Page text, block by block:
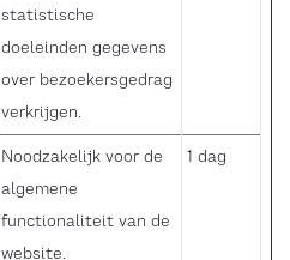
statistische
doeleinden gegevens
over bezoekersgedrag
verkrijgen.
Noodzakelijk voor de
algemene
functionaliteit van de
website.
1 dag